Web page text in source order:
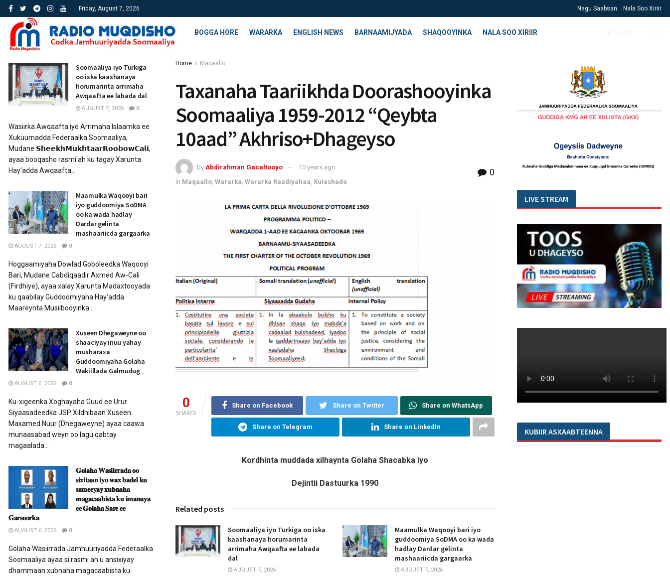
Friday, August 7, 2026 Nagu Saabsan Nala Soo Xiriir
BOGGA HORE WARARKA ENGLISH NEWS BARNAAMIJYADA SHAQOOYINKA NALA SOO XIRIIR
Home Maqaallo
Taxanaha Taariikhda Doorashooyinka
Soomaaliya 1959-2012 “Qeybta
10aad” Akhriso+Dhageyso
by Abdirahman Gacaltooyo
10 years ago
in Maqaallo Wararka Wararka Raadiyahaa Xulashada
0
0
SHARES
Share on Facebook Share on Twitter Share on WhatsApp
Share on Telegram Share on LinkedIn
Kordhinta muddada xilhaynta Golaha Shacabka iyo
Dejintii Dastuurka 1990
Related posts
Soomaaliya iyo Turkiga oo iska
kaashanaya horumarinta
arrimaha Awqaafta ee labada
dal
AUGUST 7, 2026
Maamulka Waqooyi bari iyo
guddoomiya SoDMA oo ka wada
hadlay Dardar gelinta
mashaariicda gargaarka
AUGUST 7, 2026
Soomaaliya iyo Turkiga
oo iska kaashanaya
horumarinta arrimaha
Awqaafta ee labada dal
AUGUST 7, 2026 0
Wasiirka Awqaafta iyo Arrimaha Islaamka ee
Xukuumadda Federaalka Soomaaliya,
Mudane 𝗦𝗵𝗲𝗲𝗸𝗵𝗠𝘂𝗸𝗵𝘁𝗮𝗮𝗿𝗥𝗼𝗼𝗯𝗼𝘄𝗖𝗮𝗹𝗶,
ayaa booqasho rasmi ah ku tagay Xarunta
Hay’adda Awqaafta...
Maamulka Waqooyi bari
iyo guddoomiya SoDMA
oo ka wada hadlay
Dardar gelinta
mashaariicda gargaarka
AUGUST 7, 2026 0
Hoggaamiyaha Dowlad Goboleedka Waqooyi
Bari, Mudane Cabdiqaadir Axmed Aw-Cali
(Firdhiye), ayaa xalay Xarunta Madaxtooyada
ku qaabilay Guddoomiyaha Hay’adda
Maareynta Musiibooyinka...
Xuseen Dhegaweyne oo
shaaciyay inuu yahay
musharaxa
Guddoomiyaha Golaha
Wakiillada Galmudug
AUGUST 6, 2026 0
Ku-xigeenka Xoghayaha Guud ee Urur
Siyaasadeedka JSP Xildhibaan Xuseen
Maxamed Nuur (Dhegaweyne) ayaa caawa
munaasabad weyn oo lagu qabtay
magaalada...
𝐆𝐨𝐥𝐚𝐡𝐚 𝐖𝐚𝐬𝐢𝐢𝐫𝐫𝐚𝐝𝐚 𝐨𝐨
𝐬𝐢𝐱𝐢𝐭𝐚𝐚𝐧 𝐢𝐲𝐨 𝐰𝐚𝐱 𝐛𝐚𝐝𝐞𝐥 𝐤𝐮
𝐬𝐚𝐦𝐞𝐞𝐲𝐚𝐲 𝐱𝐮𝐛𝐧𝐚𝐡𝐚
𝐦𝐚𝐠𝐚𝐜𝐚𝐚𝐛𝐢𝐬𝐭𝐚 𝐤𝐮 𝐢𝐦𝐚𝐧𝐚𝐲𝐚
𝐞𝐞 𝐆𝐨𝐥𝐚𝐡𝐚 𝐒𝐚𝐫𝐞 𝐞𝐞
𝐆𝐚𝐫𝐬𝐨𝐨𝐫𝐤𝐚
AUGUST 6, 2026 0
Golaha Wasiirrada Jamhuuriyadda Federaalka
Soomaaliya ayaa si rasmi ah u ansixiyay
dhammaan xubnaha magacaabista ku
LIVE STREAM
KUBIIR ASXAABTEENNA